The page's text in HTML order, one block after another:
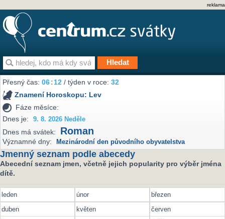
reklama
Přesný čas:06 12 / týden v roce:32
Znamení Horoskopu: Lev
Fáze měsíce:
Dnes je:
9. 8. 2026 Neděle
Dnes má svátek: Roman
Významné dny: Mezinárodní den původního obyvatelstva
Jmenný seznam podle abecedy
Abecední seznam jmen, včetně jejich popularity pro výběr jména
dítě.
leden únor
březen
duben
květen
červen